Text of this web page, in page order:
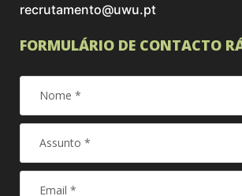
recrutamento@uwu.pt
FORMULÁRIO DE CONTACTO